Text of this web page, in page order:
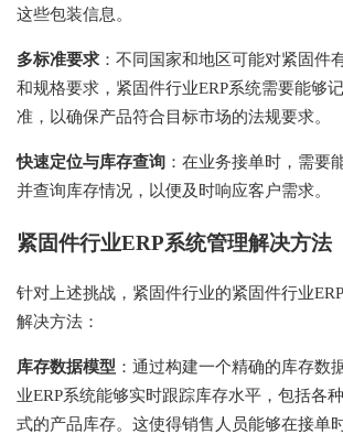
这些包装信息。
多标准要求 ：不同国家和地区可能对紧固件
和规格要求，紧固件行业ERP系统需要能够
准，以确保产品符合目标市场的法规要求。
快速定位与库存查询 ：在业务接单时，需要
并查询库存情况，以便及时响应客户需求。
紧固件行业ERP系统管理解决方法
针对上述挑战，紧固件行业的紧固件行业
解决方法：
库存数据模型 ：通过构建一个精确的库存数
业ERP系统能够实时跟踪库存水平，包括各
式的产品库存。这使得销售人员能够在接单